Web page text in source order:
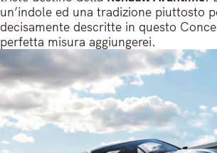
un’indole ed una tradizione piuttosto
decisamente descritte in questo
perfetta misura aggiungerei.